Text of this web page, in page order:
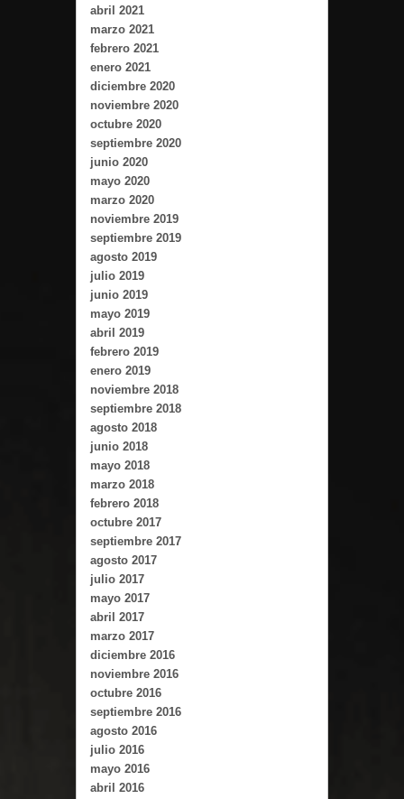
abril 2021
marzo 2021
febrero 2021
enero 2021
diciembre 2020
noviembre 2020
octubre 2020
septiembre 2020
junio 2020
mayo 2020
marzo 2020
noviembre 2019
septiembre 2019
agosto 2019
julio 2019
junio 2019
mayo 2019
abril 2019
febrero 2019
enero 2019
noviembre 2018
septiembre 2018
agosto 2018
junio 2018
mayo 2018
marzo 2018
febrero 2018
octubre 2017
septiembre 2017
agosto 2017
julio 2017
mayo 2017
abril 2017
marzo 2017
diciembre 2016
noviembre 2016
octubre 2016
septiembre 2016
agosto 2016
julio 2016
mayo 2016
abril 2016